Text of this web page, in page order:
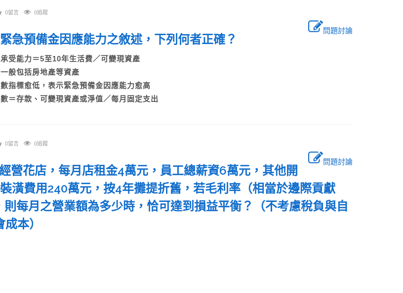
0留言 0追蹤
問題討論
急預備金因應能力之敘述，下列何者正確？
受能力＝5至10年生活費／可變現資產
般包括房地產等資產
指標愈低，表示緊急預備金因應能力愈高
＝存款、可變現資產或淨值／每月固定支出
0留言 0追蹤
問題討論
營花店，每月店租金4萬元，員工總薪資6萬元，其他開
潢費用240萬元，按4年攤提折舊，若毛利率（相當於邊際貢獻
則每月之營業額為多少時，恰可達到損益平衡？（不考慮稅負與自
成本）